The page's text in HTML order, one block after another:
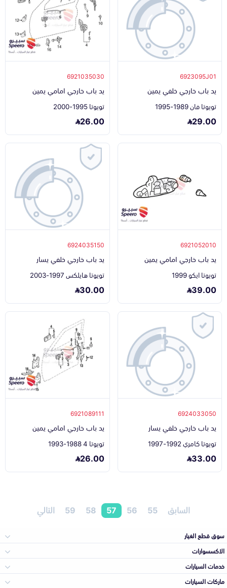
6923095J01
يد باب خارجي خلفي يمين
تويوتا فان 1989-1995
29.00
6921035030
يد باب خارجي امامي يمين
تويوتا 1995-2000
26.00
6921052010
يد باب خارجي امامي يمين
تويوتا ايكو 1999
39.00
6924035150
يد باب خارجي خلفي يسار
تويوتا هايلكس 1997-2003
30.00
6924033050
يد باب خارجي خلفي يسار
تويوتا كامري 1992-1997
33.00
6921089111
يد باب خارجي امامي يمين
تويوتا 4 1988-1993
26.00
السابق 55
56
57
58
59 التالي
سوق قطع الغيار
الصدامات و الشبوك
الاكسسوارات
خدمات السيارات
ماركات السيارات